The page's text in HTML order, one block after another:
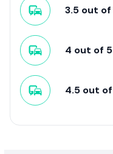
3.5 out of
4 out of 5
4.5 out of